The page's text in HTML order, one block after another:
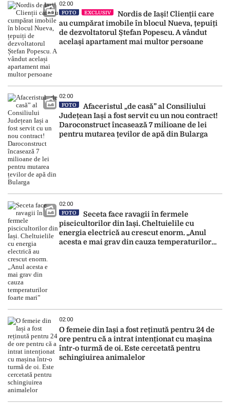
02:00
FOTO EXCLUSIV
Nordis de Iași! Clienții care
au cumpărat imobile în blocul Nueva, țepuiți
de dezvoltatorul Ștefan Popescu. A vândut
același apartament mai multor persoane
02:00
FOTO
Afaceristul „de casă” al Consiliului
Județean Iași a fost servit cu un nou contract!
Daroconstruct încasează 7 milioane de lei
pentru mutarea țevilor de apă din Bularga
02:00
FOTO
Seceta face ravagii în fermele
piscicultorilor din Iași. Cheltuielile cu
energia electrică au crescut enorm. „Anul
acesta e mai grav din cauza temperaturilor
02:00
O femeie din Iași a fost reținută pentru 24 de
ore pentru că a intrat intenționat cu mașina
într-o turmă de oi. Este cercetată pentru
schingiuirea animalelor